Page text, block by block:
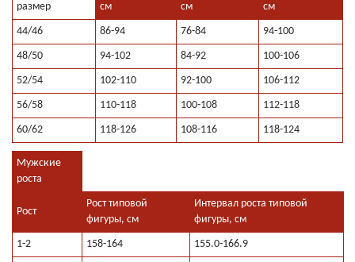
размер
см
см
см
44/46 86-94 76-84 94-100
48/50 94-102 84-92 100-106
52/54 102-110 92-100 106-112
56/58 110-118 100-108 112-118
60/62 118-126 108-116 118-124
Мужские
роста
Рост
Рост типовой
фигуры, см
Интервал роста типовой
фигуры, см
1-2 158-164 155.0-166.9